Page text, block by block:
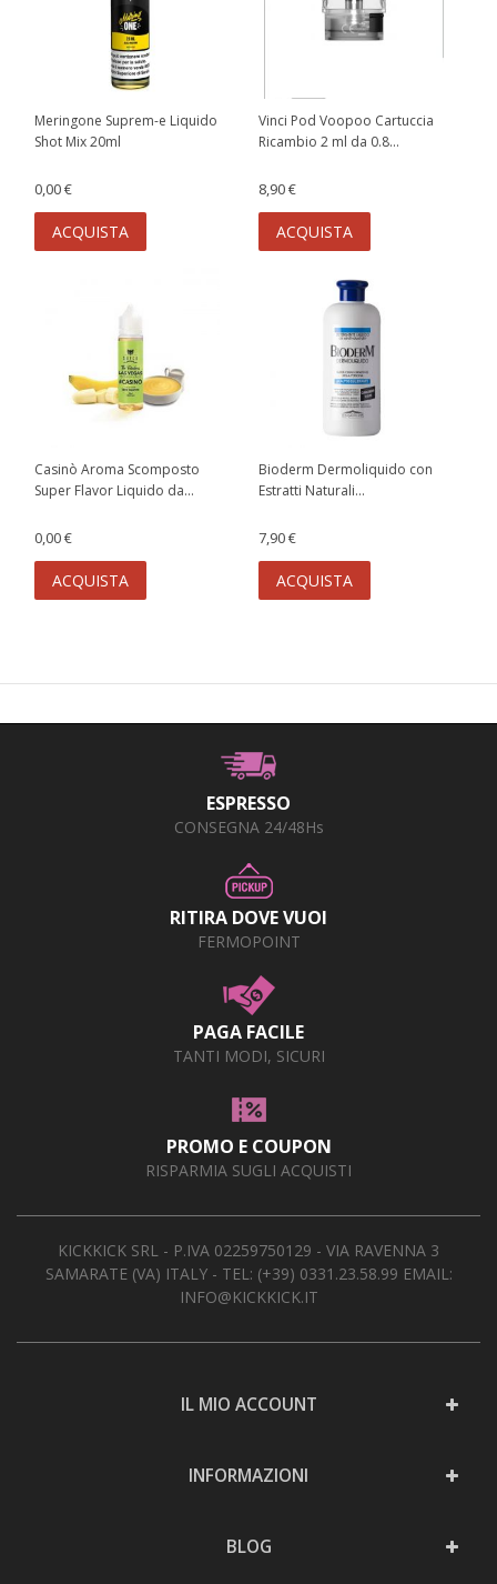
Meringone Suprem-e Liquido
Shot Mix 20ml
0,00 €
ACQUISTA
Vinci Pod Voopoo Cartuccia
Ricambio 2 ml da 0.8...
8,90 €
ACQUISTA
Casinò Aroma Scomposto
Super Flavor Liquido da...
0,00 €
ACQUISTA
Bioderm Dermoliquido con
Estratti Naturali...
7,90 €
ACQUISTA
ESPRESSO
CONSEGNA 24/48Hs
RITIRA DOVE VUOI
FERMOPOINT
PAGA FACILE
TANTI MODI, SICURI
PROMO E COUPON
RISPARMIA SUGLI ACQUISTI
KICKKICK SRL - P.IVA 02259750129 - VIA RAVENNA 3
SAMARATE (VA) ITALY - TEL: (+39) 0331.23.58.99 EMAIL:
INFO@KICKKICK.IT
IL MIO ACCOUNT
INFORMAZIONI
BLOG